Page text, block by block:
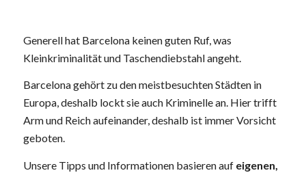
Generell hat Barcelona keinen guten Ruf, was
Kleinkriminalität und Taschendiebstahl angeht.
Barcelona gehört zu den meistbesuchten Städten in
Europa, deshalb lockt sie auch Kriminelle an. Hier trifft
Arm und Reich aufeinander, deshalb ist immer Vorsicht
geboten.
Unsere Tipps und Informationen basieren auf eigenen,